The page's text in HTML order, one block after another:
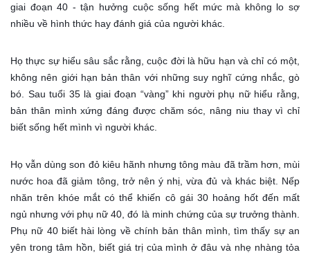
giai đoạn 40 - tận hưởng cuộc sống hết mức mà không lo sợ
nhiều về hình thức hay đánh giá của người khác.
Họ thực sự hiểu sâu sắc rằng, cuộc đời là hữu hạn và chỉ có một,
không nên giới hạn bản thân với những suy nghĩ cứng nhắc, gò
bó. Sau tuổi 35 là giai đoạn “vàng” khi người phụ nữ hiểu rằng,
bản thân mình xứng đáng được chăm sóc, nâng niu thay vì chỉ
biết sống hết mình vì người khác.
Họ vẫn dùng son đỏ kiêu hãnh nhưng tông màu đã trầm hơn, mùi
nước hoa đã giảm tông, trở nên ý nhị, vừa đủ và khác biệt. Nếp
nhăn trên khóe mắt có thể khiến cô gái 30 hoảng hốt đến mất
ngủ nhưng với phụ nữ 40, đó là minh chứng của sự trưởng thành.
Phụ nữ 40 biết hài lòng về chính bản thân mình, tìm thấy sự an
yên trong tâm hồn, biết giá trị của mình ở đâu và nhẹ nhàng tỏa